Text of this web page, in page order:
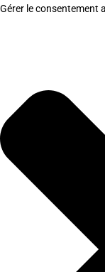
Gérer le consentement